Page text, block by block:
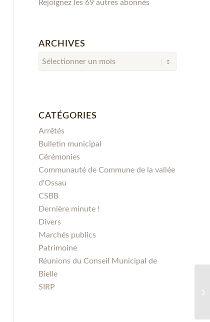
Rejoignez les 69 autres abonnés
ARCHIVES
CATÉGORIES
Arrêtés
Bulletin municipal
Cérémonies
Communauté de Commune de la vallée
d'Ossau
CSBB
Dernière minute !
Divers
Marchés publics
Patrimoine
Réunions du Conseil Municipal de
Bielle
SIRP